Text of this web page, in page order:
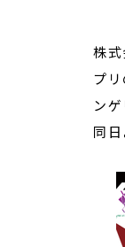
株
プ
ン
同日